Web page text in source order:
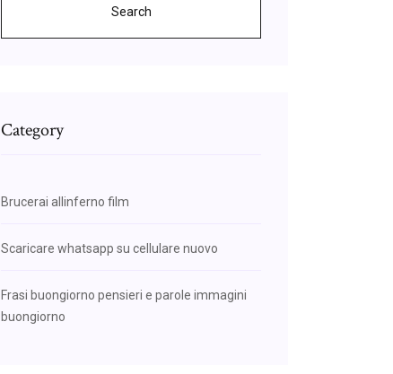
Search
Category
Brucerai allinferno film
Scaricare whatsapp su cellulare nuovo
Frasi buongiorno pensieri e parole immagini
buongiorno